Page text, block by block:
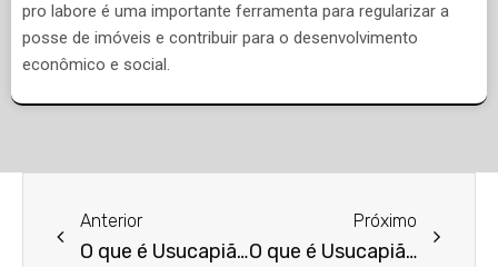
pro labore é uma importante ferramenta para regularizar a
posse de imóveis e contribuir para o desenvolvimento
econômico e social.
Anterior
O que é Usucapião Ordinário?
Próximo
O que é Usucapião Pro Missione?